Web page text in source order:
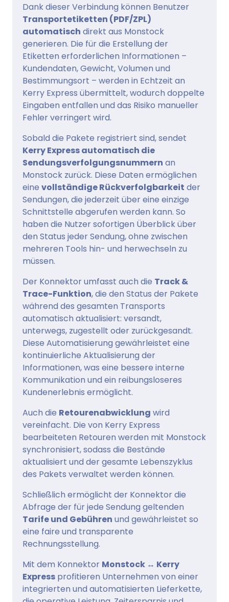
Dank dieser Verbindung können Benutzer
Transportetiketten (PDF/ZPL)
automatisch direkt aus Monstock
generieren. Die für die Erstellung der
Etiketten erforderlichen Informationen –
Kundendaten, Gewicht, Volumen und
Bestimmungsort – werden in Echtzeit an
Kerry Express übermittelt, wodurch doppelte
Eingaben entfallen und das Risiko manueller
Fehler verringert wird.
Sobald die Pakete registriert sind, sendet
Kerry Express automatisch die
Sendungsverfolgungsnummern an
Monstock zurück. Diese Daten ermöglichen
eine vollständige Rückverfolgbarkeit der
Sendungen, die jederzeit über eine einzige
Schnittstelle abgerufen werden kann. So
haben die Nutzer sofortigen Überblick über
den Status jeder Sendung, ohne zwischen
mehreren Tools hin- und herwechseln zu
müssen.
Der Konnektor umfasst auch die Track &
Trace-Funktion, die den Status der Pakete
während des gesamten Transports
automatisch aktualisiert: versandt,
unterwegs, zugestellt oder zurückgesandt.
Diese Automatisierung gewährleistet eine
kontinuierliche Aktualisierung der
Informationen, was eine bessere interne
Kommunikation und ein reibungsloseres
Kundenerlebnis ermöglicht.
Auch die Retourenabwicklung wird
vereinfacht. Die von Kerry Express
bearbeiteten Retouren werden mit Monstock
synchronisiert, sodass die Bestände
aktualisiert und der gesamte Lebenszyklus
des Pakets verwaltet werden können.
Schließlich ermöglicht der Konnektor die
Abfrage der für jede Sendung geltenden
Tarife und Gebühren und gewährleistet so
eine faire und transparente
Rechnungsstellung.
Mit dem Konnektor Monstock ↔ Kerry
Express profitieren Unternehmen von einer
integrierten und automatisierten Lieferkette,